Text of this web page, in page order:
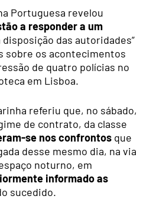
Portuguesa revelou
a responder a um
disposição das autoridades”
sobre os acontecimentos
de quatro polícias no
em Lisboa.
referiu que, no sábado,
de contrato, da classe
se nos confrontos que
desse mesmo dia, na via
noturno, em
informado as
sucedido.